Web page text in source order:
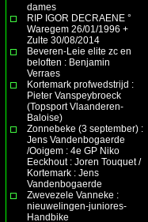
dames
RIP IGOR DECRAENE °
Waregem 26/01/1996 +
Zulte 30/08/2014
Beveren-Leie elite zc en
beloften : Benjamin
Verraes
Kortemark profwedstrijd :
Pieter Vanspeybroeck
(Topsport Vlaanderen-
Baloise)
Zonnebeke (3 september) :
Jens Vandenbogaerde
/Ooigem : 4e GP Niko
Eeckhout : Joren Touquet /
Kortemark : Jens
Vandenbogaerde
Zwevezele Vanneke :
nieuwelingen-juniores-
Handbike